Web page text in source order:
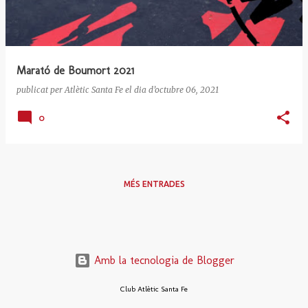
d
Marató de Boumort 2021
publicat per Atlètic Santa Fe el dia d’octubre 06, 2021
0
MÉS ENTRADES
Amb la tecnologia de Blogger
Club Atlètic Santa Fe